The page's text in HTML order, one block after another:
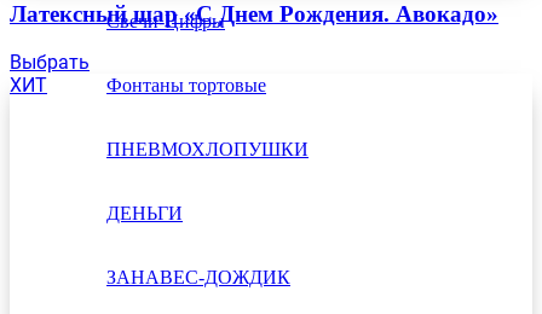
Свечи-Цифры
Фонтаны тортовые
ПНЕВМОХЛОПУШКИ
ДЕНЬГИ
ЗАНАВЕС-ДОЖДИК
Латексный шар «С Днем Рождения. Авокадо»
Выбрать
ХИТ